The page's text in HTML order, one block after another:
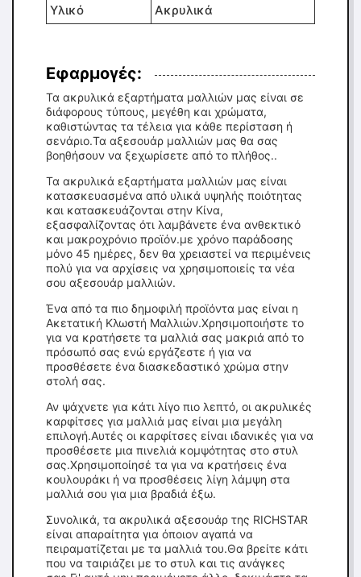
Υλικό
Ακρυλικά
Εφαρμογές:
Τα ακρυλικά εξαρτήματα μαλλιών μας είναι σε
διάφορους τύπους, μεγέθη και χρώματα,
καθιστώντας τα τέλεια για κάθε περίσταση ή
σενάριο.Τα αξεσουάρ μαλλιών μας θα σας
βοηθήσουν να ξεχωρίσετε από το πλήθος..
Τα ακρυλικά εξαρτήματα μαλλιών μας είναι
κατασκευασμένα από υλικά υψηλής ποιότητας
και κατασκευάζονται στην Κίνα,
εξασφαλίζοντας ότι λαμβάνετε ένα ανθεκτικό
και μακροχρόνιο προϊόν.με χρόνο παράδοσης
μόνο 45 ημέρες, δεν θα χρειαστεί να περιμένεις
πολύ για να αρχίσεις να χρησιμοποιείς τα νέα
σου αξεσουάρ μαλλιών.
Ένα από τα πιο δημοφιλή προϊόντα μας είναι η
Ακετατική Κλωστή Μαλλιών.Χρησιμοποιήστε το
για να κρατήσετε τα μαλλιά σας μακριά από το
πρόσωπό σας ενώ εργάζεστε ή για να
προσθέσετε ένα διασκεδαστικό χρώμα στην
στολή σας.
Αν ψάχνετε για κάτι λίγο πιο λεπτό, οι ακρυλικές
καρφίτσες για μαλλιά μας είναι μια μεγάλη
επιλογή.Αυτές οι καρφίτσες είναι ιδανικές για να
προσθέσετε μια πινελιά κομψότητας στο στυλ
σας.Χρησιμοποίησέ τα για να κρατήσεις ένα
κουλουράκι ή να προσθέσεις λίγη λάμψη στα
μαλλιά σου για μια βραδιά έξω.
Συνολικά, τα ακρυλικά αξεσουάρ της RICHSTAR
είναι απαραίτητα για όποιον αγαπά να
πειραματίζεται με τα μαλλιά του.Θα βρείτε κάτι
που να ταιριάζει με το στυλ και τις ανάγκες